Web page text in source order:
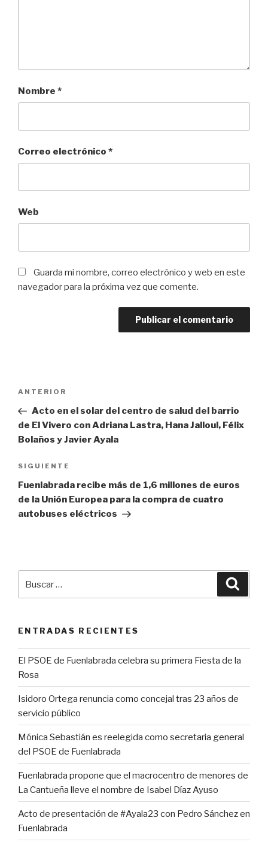
Nombre *
Correo electrónico *
Web
Guarda mi nombre, correo electrónico y web en este
navegador para la próxima vez que comente.
entradas
Entrada
anterior:
ANTERIOR
Acto en el solar del centro de salud del barrio
de El Vivero con Adriana Lastra, Hana Jalloul, Félix
Bolaños y Javier Ayala
Siguiente
entrada
SIGUIENTE
Fuenlabrada recibe más de 1,6 millones de euros
de la Unión Europea para la compra de cuatro
autobuses eléctricos
ENTRADAS RECIENTES
El PSOE de Fuenlabrada celebra su primera Fiesta de la
Rosa
Isidoro Ortega renuncia como concejal tras 23 años de
servicio público
Mónica Sebastián es reelegida como secretaria general
del PSOE de Fuenlabrada
Fuenlabrada propone que el macrocentro de menores de
La Cantueña lleve el nombre de Isabel Díaz Ayuso
Acto de presentación de #Ayala23 con Pedro Sánchez en
Fuenlabrada